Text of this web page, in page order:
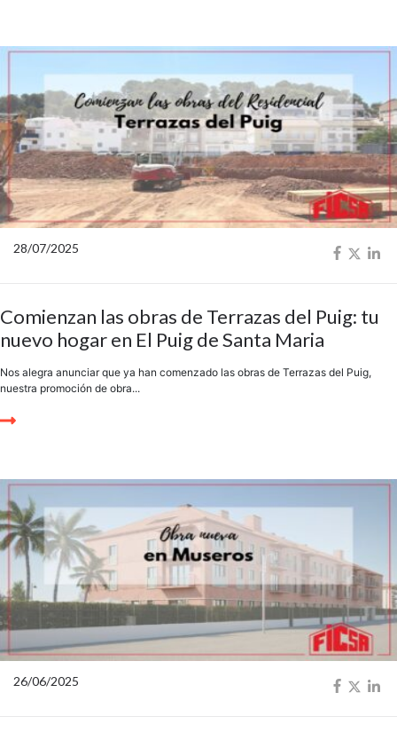
28/07/2025
Comienzan las obras de Terrazas del Puig: tu
nuevo hogar en El Puig de Santa Maria
Nos alegra anunciar que ya han comenzado las obras de Terrazas del Puig,
nuestra promoción de obra...
26/06/2025